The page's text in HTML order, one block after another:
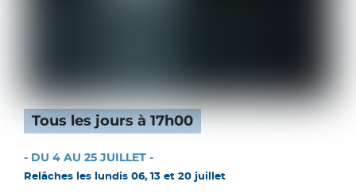
Tous les jours à 17h00
- DU 4 AU 25 JUILLET -
Relâches les lundis 06, 13 et 20 juillet